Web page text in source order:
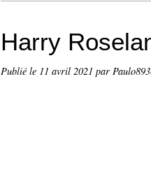
Harry
Publié le 11 avril 2021 par